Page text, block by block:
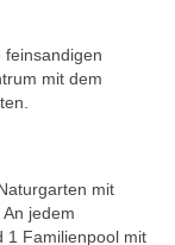
feinsandigen
mit dem
mit
jedem
1 Familienpool mit